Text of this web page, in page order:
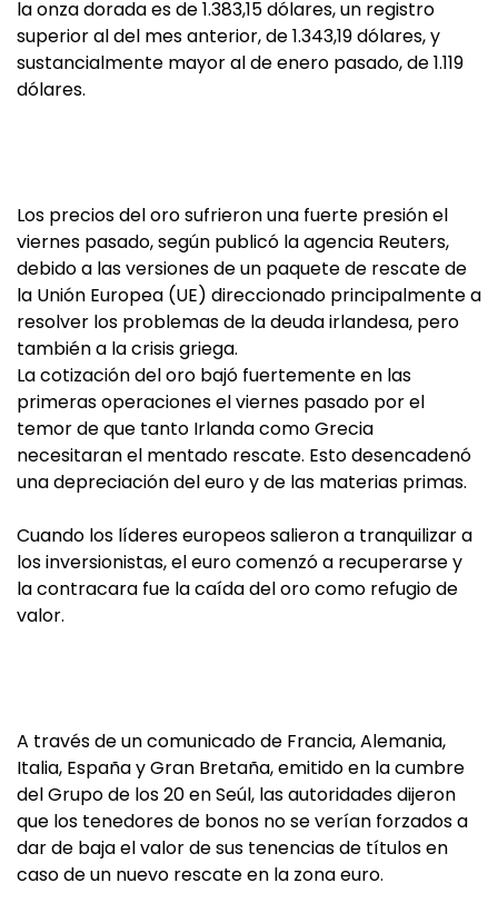
la onza dorada es de 1.383,15 dólares, un registro
superior al del mes anterior, de 1.343,19 dólares, y
sustancialmente mayor al de enero pasado, de 1.119
dólares.
Los precios del oro sufrieron una fuerte presión el
viernes pasado, según publicó la agencia Reuters,
debido a las versiones de un paquete de rescate de
la Unión Europea (UE) direccionado principalmente a
resolver los problemas de la deuda irlandesa, pero
también a la crisis griega.
La cotización del oro bajó fuertemente en las
primeras operaciones el viernes pasado por el
temor de que tanto Irlanda como Grecia
necesitaran el mentado rescate. Esto desencadenó
una depreciación del euro y de las materias primas.
Cuando los líderes europeos salieron a tranquilizar a
los inversionistas, el euro comenzó a recuperarse y
la contracara fue la caída del oro como refugio de
valor.
A través de un comunicado de Francia, Alemania,
Italia, España y Gran Bretaña, emitido en la cumbre
del Grupo de los 20 en Seúl, las autoridades dijeron
que los tenedores de bonos no se verían forzados a
dar de baja el valor de sus tenencias de títulos en
caso de un nuevo rescate en la zona euro.